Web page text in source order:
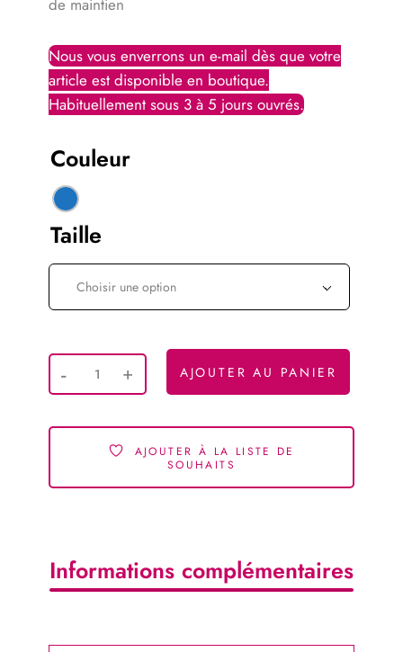
de maintien
Couleur
Taille
Choisir une option
AJOUTER AU PANIER
AJOUTER À LA LISTE DE
SOUHAITS
Informations complémentaires